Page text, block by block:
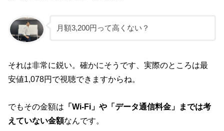
月額3,200円って高くない？
それは非常に鋭い。確かにそうです、実際のところは最
安値1,078円で視聴できますからね。
でもその金額は 「Wi-Fi」や「データ通信料金」までは考
えていない金額なんです。